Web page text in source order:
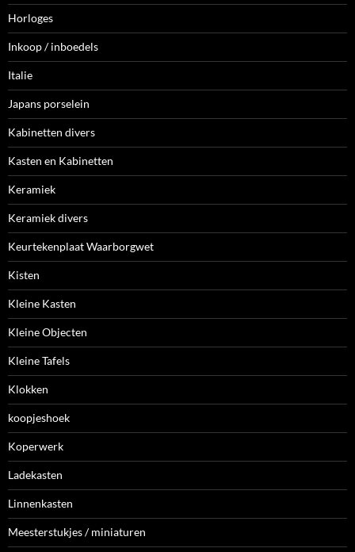
Horloges
Inkoop / inboedels
Italie
Japans porselein
Kabinetten divers
Kasten en Kabinetten
Keramiek
Keramiek divers
Keurtekenplaat Waarborgwet
Kisten
Kleine Kasten
Kleine Objecten
Kleine Tafels
Klokken
koopjeshoek
Koperwerk
Ladekasten
Linnenkasten
Meesterstukjes / miniaturen